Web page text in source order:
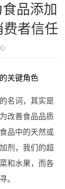
品添加
者信任
关键角色
名词，其实是
改善食品品质
品中的天然或
剂，我们的超
和水果，而各
。